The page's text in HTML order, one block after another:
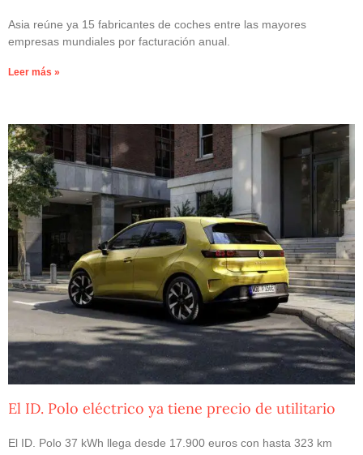
Asia reúne ya 15 fabricantes de coches entre las mayores
empresas mundiales por facturación anual.
Leer más »
El ID. Polo eléctrico ya tiene precio de utilitario
El ID. Polo 37 kWh llega desde 17.900 euros con hasta 323 km